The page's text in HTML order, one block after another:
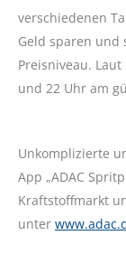
verschiedenen
Geld sparen
Preisniveau.
und 22 Uhr am
Unkomplizierte
App „ADAC
Kraftstoffmarkt
unter